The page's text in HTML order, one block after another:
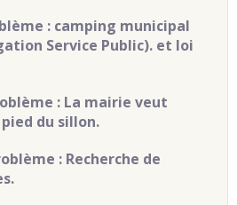
: camping municipal
Service Public). et loi
: La mairie veut
du sillon.
: Recherche de